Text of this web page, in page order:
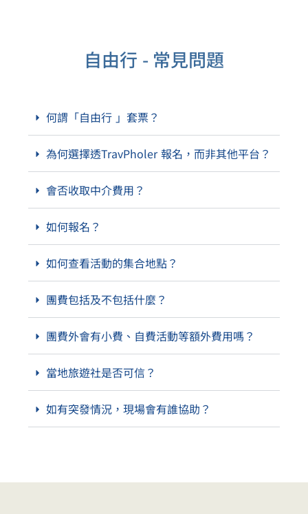
自由行 - 常見問題
何謂「自由行 」套票？
為何選擇透TravPholer 報名，而非其他平台？
會否收取中介費用？
如何報名？
如何查看活動的集合地點？
團費包括及不包括什麼？
團費外會有小費、自費活動等額外費用嗎？
當地旅遊社是否可信？
如有突發情況，現場會有誰協助？